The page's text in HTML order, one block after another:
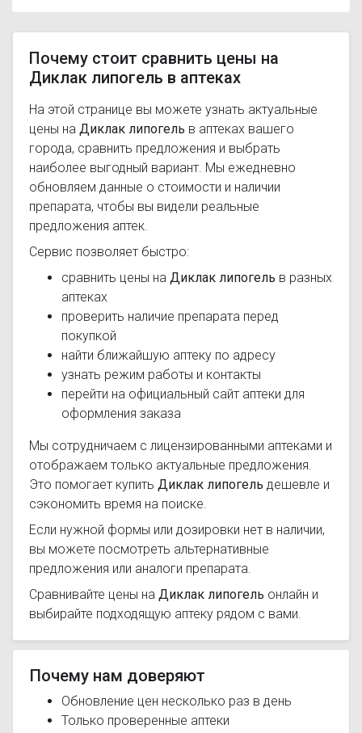
Почему стоит сравнить цены на
Диклак липогель в аптеках
На этой странице вы можете узнать актуальные
цены на Диклак липогель в аптеках вашего
города, сравнить предложения и выбрать
наиболее выгодный вариант. Мы ежедневно
обновляем данные о стоимости и наличии
препарата, чтобы вы видели реальные
предложения аптек.
Сервис позволяет быстро:
сравнить цены на Диклак липогель в разных
аптеках
проверить наличие препарата перед
покупкой
найти ближайшую аптеку по адресу
узнать режим работы и контакты
перейти на официальный сайт аптеки для
оформления заказа
Мы сотрудничаем с лицензированными аптеками и
отображаем только актуальные предложения.
Это помогает купить Диклак липогель дешевле и
сэкономить время на поиске.
Если нужной формы или дозировки нет в наличии,
вы можете посмотреть альтернативные
предложения или аналоги препарата.
Сравнивайте цены на Диклак липогель онлайн и
выбирайте подходящую аптеку рядом с вами.
Почему нам доверяют
Обновление цен несколько раз в день
Только проверенные аптеки